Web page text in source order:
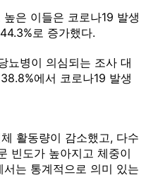
은 이들은 코로나19 발생
로 증가했다.
뇨병이 의심되는 조사 대
에서 코로나19 발생
활동량이 감소했고, 다수
빈도가 높아지고 체중이
는 통계적으로 의미 있는